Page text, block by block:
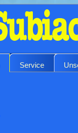
Service